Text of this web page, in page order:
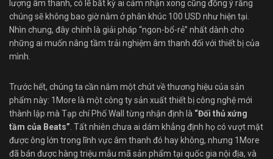
lượng âm thanh, có lẽ bất kỳ ai cảm nhận xong cũng đồng ý rằng
chúng sẽ không bao giờ nằm ở phân khúc 100 USD như hiện tại.
Nhìn chung, đây chính là giải pháp “ngon-bổ-rẻ” nhất dành cho
những ai muốn nâng tầm trải nghiệm âm thanh đối với thiết bị của
mình.
Trước hết, chúng ta cần nắm một chút về thương hiệu của sản
phẩm này: 1More là một công ty sản xuất thiết bị công nghệ mới
thành lập mà Tạp chí Phố Wall từng nhận định là “Đối thủ xứng
tầm của Beats” . Tất nhiên chưa ai dám khẳng định họ có vượt mặt
được ông lớn trong lĩnh vực âm thanh đó hay không, nhưng 1More
đã bán được hàng triệu mẫu mã sản phẩm tại quốc gia nội địa, và